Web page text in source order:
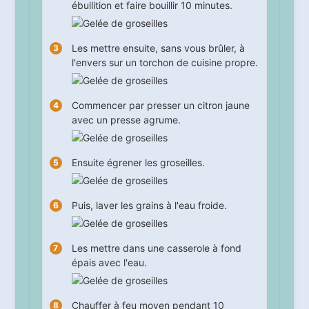
ébullition et faire bouillir 10 minutes.
Les mettre ensuite, sans vous brûler, à
l'envers sur un torchon de cuisine propre.
Commencer par presser un citron jaune
avec un presse agrume.
Ensuite égrener les groseilles.
Puis, laver les grains à l'eau froide.
Les mettre dans une casserole à fond
épais avec l'eau.
Chauffer à feu moyen pendant 10